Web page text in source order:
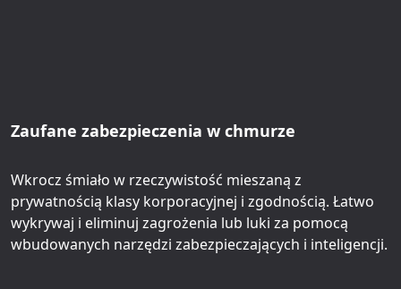
Zaufane zabezpieczenia w chmurze
Wkrocz śmiało w rzeczywistość mieszaną z
prywatnością klasy korporacyjnej i zgodnością. Łatwo
wykrywaj i eliminuj zagrożenia lub luki za pomocą
wbudowanych narzędzi zabezpieczających i inteligencji.